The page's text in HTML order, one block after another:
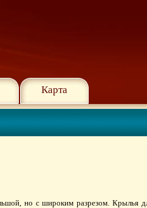
Карта
но с широким разрезом. Крылья